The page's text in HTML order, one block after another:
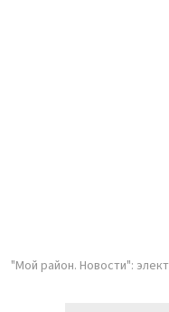
"Мой район. Новости":